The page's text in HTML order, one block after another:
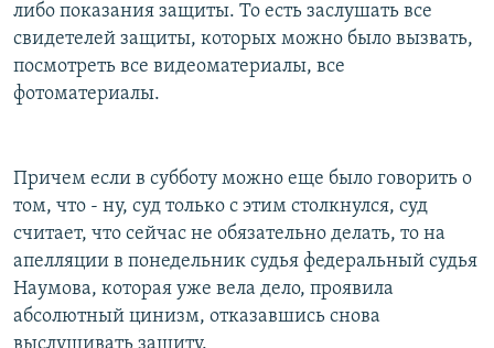
либо показания защиты. То есть заслушать все
свидетелей защиты, которых можно было вызвать,
посмотреть все видеоматериалы, все
фотоматериалы.
Причем если в субботу можно еще было говорить о
том, что - ну, суд только с этим столкнулся, суд
считает, что сейчас не обязательно делать, то на
апелляции в понедельник судья федеральный судья
Наумова, которая уже вела дело, проявила
абсолютный цинизм, отказавшись снова